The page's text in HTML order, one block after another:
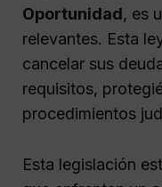
Oportunidad, es
relevantes. Esta
cancelar sus
requisitos,
procedimientos
Esta legislación